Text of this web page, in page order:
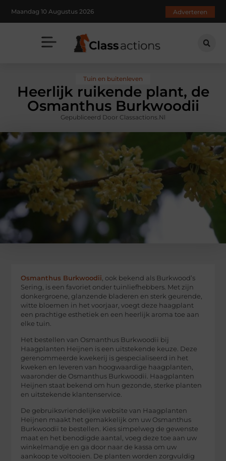
Maandag 10 Augustus 2026 Adverteren
Tuin en buitenleven
Heerlijk ruikende plant, de
Osmanthus Burkwoodii
Gepubliceerd Door Classactions.nl
Osmanthus Burkwoodii , ook bekend als Burkwood’s
Sering, is een favoriet onder tuinliefhebbers. Met zijn
donkergroene, glanzende bladeren en sterk geurende,
witte bloemen in het voorjaar, voegt deze haagplant
een prachtige esthetiek en een heerlijk aroma toe aan
elke tuin.
Het bestellen van Osmanthus Burkwoodii bij
Haagplanten Heijnen is een uitstekende keuze. Deze
gerenommeerde kwekerij is gespecialiseerd in het
kweken en leveren van hoogwaardige haagplanten,
waaronder de Osmanthus Burkwoodii. Haagplanten
Heijnen staat bekend om hun gezonde, sterke planten
en uitstekende klantenservice.
De gebruiksvriendelijke website van Haagplanten
Heijnen maakt het gemakkelijk om uw Osmanthus
Burkwoodii te bestellen. Kies simpelweg de gewenste
maat en het benodigde aantal, voeg deze toe aan uw
winkelmandje en ga door naar de kassa om uw
aankoop te voltooien. De planten worden zorgvuldig